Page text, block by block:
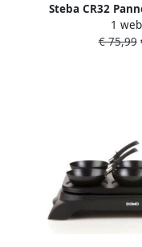
Steba CR32
Crêpemaker
Regelbare
1
€ 75,99